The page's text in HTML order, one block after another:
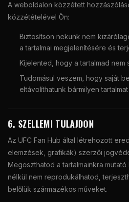
A weboldalon közzétett
közzétételével Ön:
Biztosítson nekünk nem
a tartalmai megjelenítésére és
Kijelented, hogy a tartalmad
Tudomásul veszem, hogy saját
eltávolíthatunk bármilyen tartalmat
6. SZELLEMI TULAJDON
Az UFC Fan Hub által létrehozott
elemzések, grafikák) szerzői
Megoszthatod a tartalmainkra
nélkül nem reprodukálhatod,
belőlük származékos műveket.